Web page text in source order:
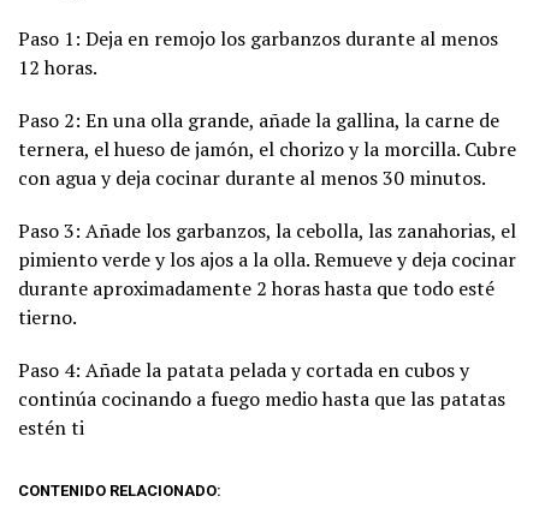
Paso 1: Deja en remojo los garbanzos durante al menos
12 horas.
Paso 2: En una olla grande, añade la gallina, la carne de
ternera, el hueso de jamón, el chorizo y la morcilla. Cubre
con agua y deja cocinar durante al menos 30 minutos.
Paso 3: Añade los garbanzos, la cebolla, las zanahorias, el
pimiento verde y los ajos a la olla. Remueve y deja cocinar
durante aproximadamente 2 horas hasta que todo esté
tierno.
Paso 4: Añade la patata pelada y cortada en cubos y
continúa cocinando a fuego medio hasta que las patatas
estén ti
CONTENIDO RELACIONADO: